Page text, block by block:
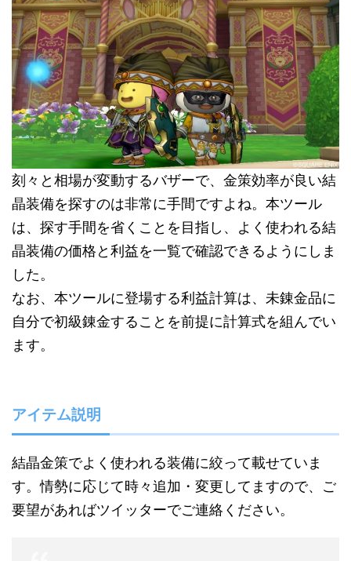
刻々と相場が変動するバザーで、金策効率が良い結
晶装備を探すのは非常に手間ですよね。本ツール
は、探す手間を省くことを目指し、よく使われる結
晶装備の価格と利益を一覧で確認できるようにしま
した。
なお、本ツールに登場する利益計算は、未錬金品に
自分で初級錬金することを前提に計算式を組んでい
ます。
アイテム説明
結晶金策でよく使われる装備に絞って載せていま
す。情勢に応じて時々追加・変更してますので、ご
要望があればツイッターでご連絡ください。